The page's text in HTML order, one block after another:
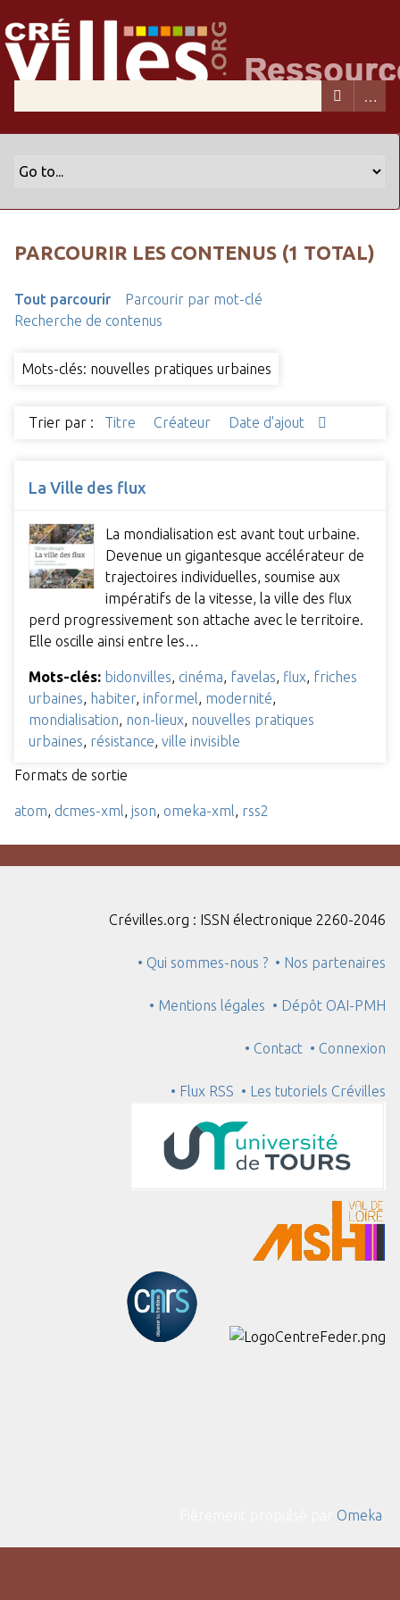
PARCOURIR LES CONTENUS (1 TOTAL)
Tout parcourir
Parcourir par mot-clé
Recherche de contenus
Mots-clés: nouvelles pratiques urbaines
Trier par : Titre Créateur Date d'ajout
La Ville des flux
La mondialisation est avant tout urbaine.
Devenue un gigantesque accélérateur de
trajectoires individuelles, soumise aux
impératifs de la vitesse, la ville des flux
perd progressivement son attache avec le territoire.
Elle oscille ainsi entre les…
Mots-clés: bidonvilles cinéma favelas flux friches
urbaines
habiter, informel modernité
mondialisation non-lieux nouvelles pratiques
urbaines résistance ville invisible
Formats de sortie
atom dcmes-xml json omeka-xml rss2
Crévilles.org : ISSN électronique 2260-2046
• Qui sommes-nous ? • Nos partenaires
• Mentions légales • Dépôt OAI-PMH
• Contact • Connexion
• Flux RSS • Les tutoriels Crévilles
Omeka